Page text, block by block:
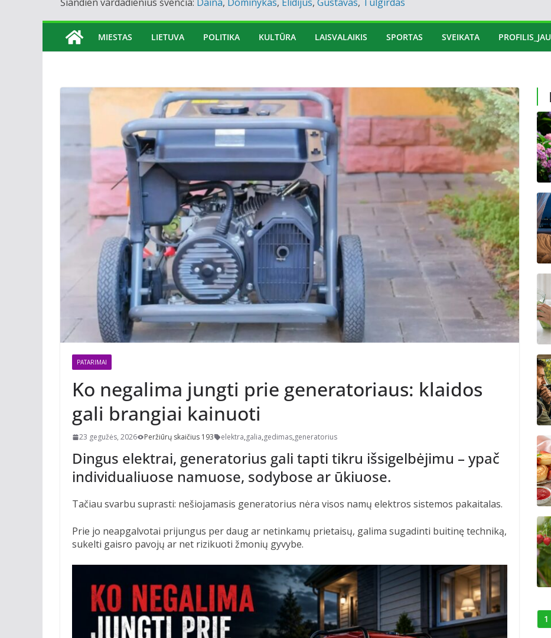
MIESTAS LIETUVA POLITIKA KULTŪRA LAISVALAIKIS SPORTAS SVEIKATA
PATARIMAI
Ko negalima jungti prie generatoriaus: klaidos
gali brangiai kainuoti
23 gegužės, 2026 Peržiūrų skaičius 193 elektra,galia,gedimas,generatorius
Dingus elektrai, generatorius gali tapti tikru išsigelbėjimu – ypač
individualiuose namuose, sodybose ar ūkiuose.
Tačiau svarbu suprasti: nešiojamasis generatorius nėra visos namų elektros sistemos pakaitalas.
Prie jo neapgalvotai prijungus per daug ar netinkamų prietaisų, galima sugadinti buitinę techniką,
sukelti gaisro pavojų ar net rizikuoti žmonių gyvybe.
1